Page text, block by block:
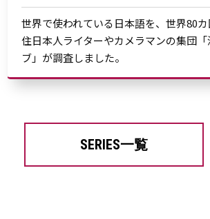
世界で使われている日本語を、世界80
住日本人ライターやカメラマンの集団
ブ」が調査しました。
SERIES一覧